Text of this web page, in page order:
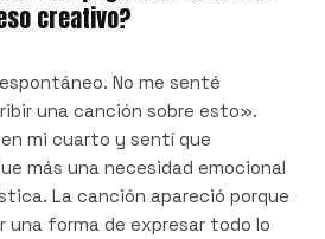
creativo?
No me senté
una canción sobre esto».
mi cuarto y sentí que
más una necesidad emocional
La canción apareció porque
forma de expresar todo lo